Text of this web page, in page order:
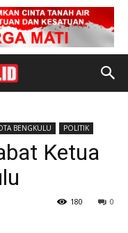
BENGKULU POLITIK
Ketua
0
180